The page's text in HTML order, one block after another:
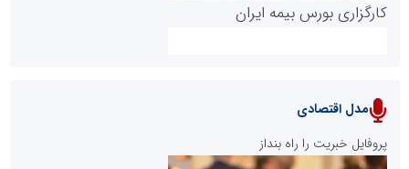
پایگاه خبری نهضت ملی مسکن
کارگزاری بورس بیمه ایران
مدل اقتصادی
پروفایل خبریت را راه بنداز